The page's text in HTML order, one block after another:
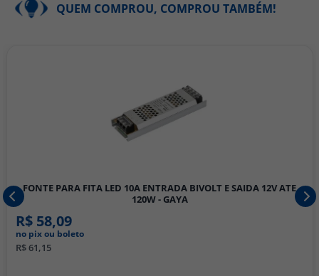
QUEM COMPROU, COMPROU TAMBÉM!
FONTE PARA FITA LED 10A ENTRADA BIVOLT E SAIDA 12V ATE
120W - GAYA
R$ 58,09
no pix ou boleto
R$ 61,15